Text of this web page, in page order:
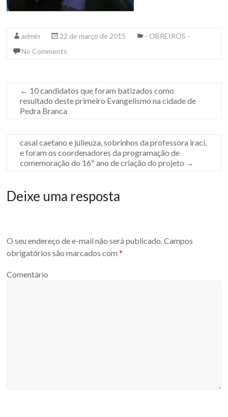
admin 22 de março de 2015
- OBREIROS -
No Comments
← 10 candidatos que foram batizados como
resultado deste primeiro Evangelismo na cidade de
Pedra Branca
casal caetano e julieuza, sobrinhos da professora iraci,
e foram os coordenadores da programação de
comemoração do 16º ano de criação do projeto →
Deixe uma resposta
O seu endereço de e-mail não será publicado.Campos
obrigatórios são marcados com*
Comentário